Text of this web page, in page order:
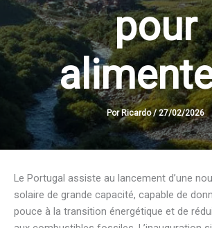
pour
Por Ricardo/27/02/2026
Le Portugal assiste au lancement d’une
solaire de grande capacité, capable de
pouce à la transition énergétique et de